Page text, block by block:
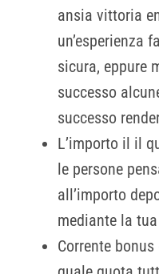
ansia vittoria
un’esperienza
sicura, eppure
successo
successo
L’importo il il
le persone
all’importo
mediante la
Corrente